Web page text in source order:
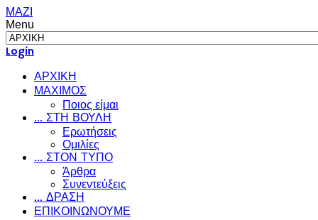
ΜΑΖΙ
Menu
Login
ΑΡΧΙΚΗ
ΜΑΧΙΜΟΣ
Ποιος είμαι
... ΣΤΗ ΒΟΥΛΗ
Ερωτήσεις
Ομιλίες
... ΣΤΟΝ ΤΥΠΟ
Άρθρα
Συνεντεύξεις
... ΔΡΑΣΗ
ΕΠΙΚΟΙΝΩΝΟΥΜΕ